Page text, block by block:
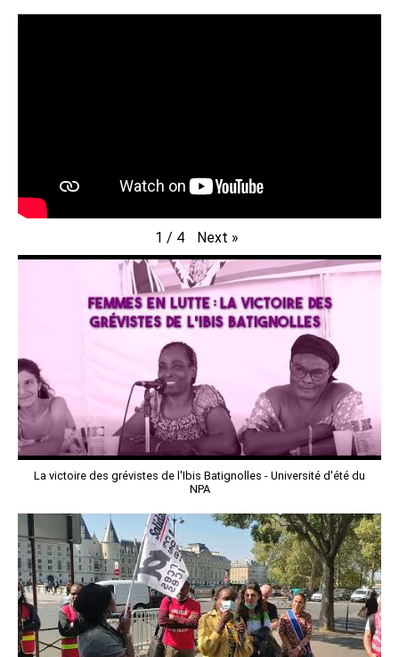
1 / 4 Next »
La victoire des grévistes de l'Ibis Batignolles - Université d'été du
NPA